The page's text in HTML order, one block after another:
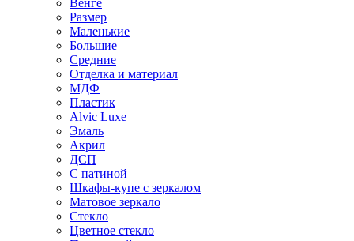
Венге
Размер
Маленькие
Большие
Средние
Отделка и материал
МДФ
Пластик
Alvic Luxe
Эмаль
Акрил
ДСП
С патиной
Шкафы-купе с зеркалом
Матовое зеркало
Стекло
Цветное стекло